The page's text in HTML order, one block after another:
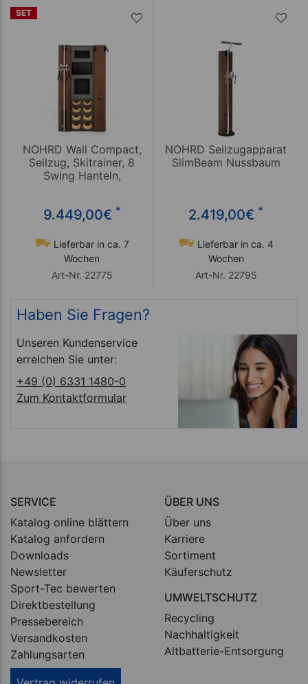
SET
NOHRD Wall Compact,
Seilzug, Skitrainer, 8
Swing Hanteln,
9.449,00€ *
Lieferbar in ca. 7
Wochen
Art-Nr. 22775
NOHRD Seilzugapparat
SlimBeam Nussbaum
2.419,00€ *
Lieferbar in ca. 4
Wochen
Art-Nr. 22795
Haben Sie Fragen?
Unseren Kundenservice
erreichen Sie unter:
+49 (0) 6331 1480-0
Zum Kontaktformular
SERVICE
Katalog online blättern
Katalog anfordern
Downloads
Newsletter
Sport-Tec bewerten
Direktbestellung
Pressebereich
Versandkosten
Zahlungsarten
ÜBER UNS
Über uns
Karriere
Sortiment
Käuferschutz
UMWELTSCHUTZ
Recycling
Nachhaltigkeit
Altbatterie-Entsorgung